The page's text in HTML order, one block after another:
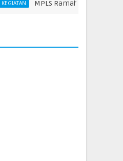
MPLS Ramah 2026 SMP